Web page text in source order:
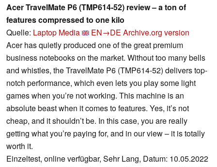
Acer TravelMate P6 (TMP614-52) review – a ton of
features compressed to one kilo
Quelle: Laptop Media EN→DE Archive.org version
Acer has quietly produced one of the great premium
business notebooks on the market. Without too many bells
and whistles, the TravelMate P6 (TMP614-52) delivers top-
notch performance, which even lets you play some light
games when you’re not working. This machine is an
absolute beast when it comes to features. Yes, it’s not
cheap, and it shouldn’t be. In this case, you are really
getting what you’re paying for, and in our view – it is totally
worth it.
Einzeltest, online verfügbar, Sehr Lang, Datum: 10.05.2022